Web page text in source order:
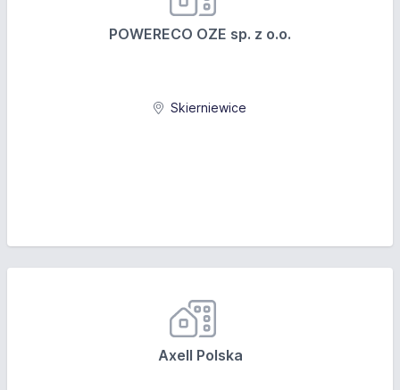
POWERECO OZE sp. z o.o.
Skierniewice
Axell Polska